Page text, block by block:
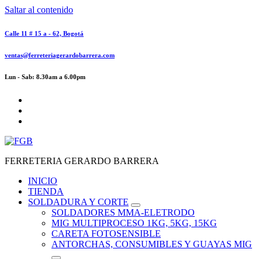
Saltar al contenido
Calle 11 # 15 a - 62, Bogotá
ventas@ferreteriagerardobarrera.com
Lun - Sab: 8.30am a 6.00pm
FERRETERIA GERARDO BARRERA
INICIO
TIENDA
SOLDADURA Y CORTE
SOLDADORES MMA-ELETRODO
MIG MULTIPROCESO 1KG, 5KG, 15KG
CARETA FOTOSENSIBLE
ANTORCHAS, CONSUMIBLES Y GUAYAS MIG